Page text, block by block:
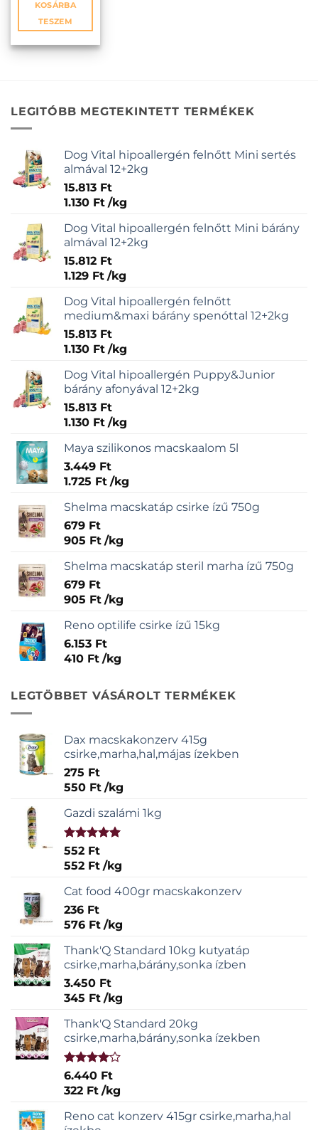
KOSÁRBA
TESZEM
LEGITÓBB MEGTEKINTETT TERMÉKEK
Dog Vital hipoallergén felnőtt Mini sertés
almával 12+2kg
15.813 Ft
1.130 Ft /kg
Dog Vital hipoallergén felnőtt Mini bárány
almával 12+2kg
15.812 Ft
1.129 Ft /kg
Dog Vital hipoallergén felnőtt
medium&maxi bárány spenóttal 12+2kg
15.813 Ft
1.130 Ft /kg
Dog Vital hipoallergén Puppy&Junior
bárány afonyával 12+2kg
15.813 Ft
1.130 Ft /kg
Maya szilikonos macskaalom 5l
3.449 Ft
1.725 Ft /kg
Shelma macskatáp csirke ízű 750g
679 Ft
905 Ft /kg
Shelma macskatáp steril marha ízű 750g
679 Ft
905 Ft /kg
Reno optilife csirke ízű 15kg
6.153 Ft
410 Ft /kg
LEGTÖBBET VÁSÁROLT TERMÉKEK
Dax macskakonzerv 415g
csirke,marha,hal,májas ízekben
275 Ft
550 Ft /kg
Gazdi szalámi 1kg
Értékelés:
5.00/ 5
552 Ft
552 Ft /kg
Cat food 400gr macskakonzerv
236 Ft
576 Ft /kg
Thank'Q Standard 10kg kutyatáp
csirke,marha,bárány,sonka ízben
3.450 Ft
345 Ft /kg
Thank'Q Standard 20kg
csirke,marha,bárány,sonka ízekben
Értékelés:
4.00 / 5
6.440 Ft
322 Ft /kg
Reno cat konzerv 415gr csirke,marha,hal